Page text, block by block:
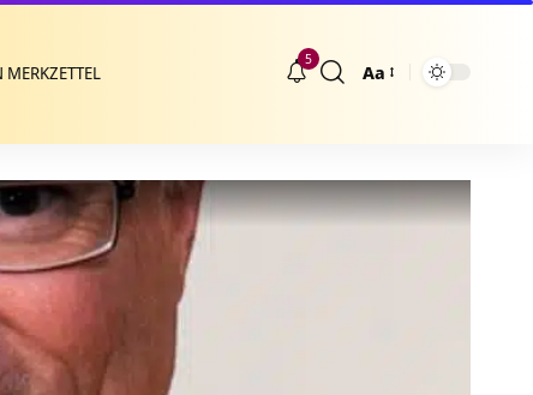
MERKZETTEL
5
Größenänderung
Aa